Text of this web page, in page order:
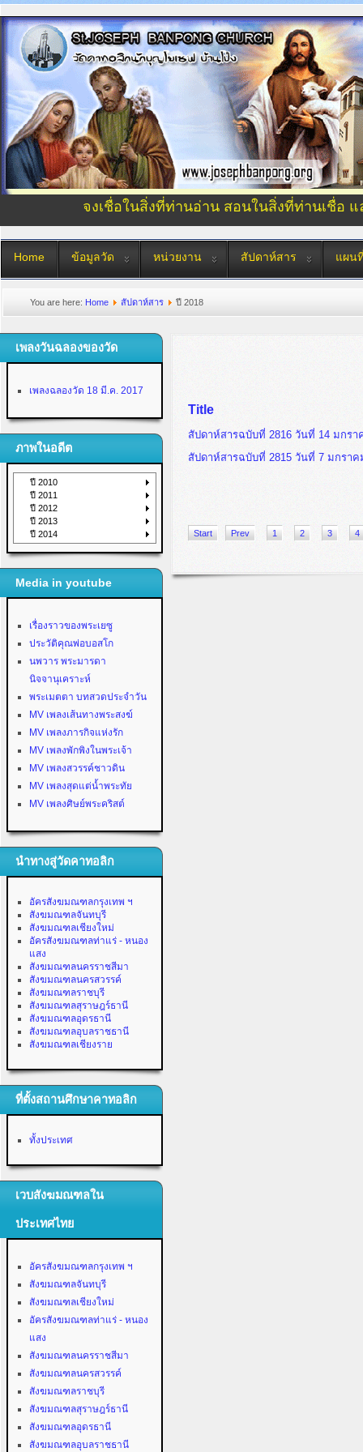
จงเชื่อในสิ่งที่ท่านอ่าน สอนในสิ่งที่ท่านเชื่อ
Home ข้อมูลวัด หน่วยงาน สัปดาห์สาร แผน
You are here: Home สัปดาห์สาร ปี 2018
เพลงวันฉลองของวัด
เพลงฉลองวัด 18 มี.ค. 2017
ภาพในอดีต
ปี 2010
ปี 2011
ปี 2012
ปี 2013
ปี 2014
Media in youtube
เรื่องราวของพระเยซู
ประวัติคุณพ่อบอสโก
นพวาร พระมารดา
นิจจานุเคราะห์
พระเมตตา บทสวดประจำวัน
MV เพลงเส้นทางพระสงฆ์
MV เพลงภารกิจแห่งรัก
MV เพลงพักพิงในพระเจ้า
MV เพลงสวรรค์ชาวดิน
MV เพลงสุดแต่น้ำพระทัย
MV เพลงศิษย์พระคริสต์
นำทางสู่วัดคาทอลิก
อัครสังฆมณฑลกรุงเทพ ฯ
สังฆมณฑลจันทบุรี
สังฆมณฑลเชียงใหม่
อัครสังฆมณฑลท่าแร่ - หนอง
แสง
สังฆมณฑลนครราชสีมา
สังฆมณฑลนครสวรรค์
สังฆมณฑลราชบุรี
สังฆมณฑลสุราษฎร์ธานี
สังฆมณฑลอุดรธานี
สังฆมณฑลอุบลราชธานี
สังฆมณฑลเชียงราย
ที่ตั้งสถานศึกษาคาทอลิก
ทั้งประเทศ
เวบสังฆมณฑลใน
ประเทศไทย
อัครสังฆมณฑลกรุงเทพ ฯ
สังฆมณฑลจันทบุรี
สังฆมณฑลเชียงใหม่
อัครสังฆมณฑลท่าแร่ - หนอง
แสง
สังฆมณฑลนครราชสีมา
สังฆมณฑลนครสวรรค์
สังฆมณฑลราชบุรี
สังฆมณฑลสุราษฎร์ธานี
สังฆมณฑลอุดรธานี
สังฆมณฑลอุบลราชธานี
Title
สัปดาห์สารฉบับที่ 2816 วันที่ 14 มกรา
สัปดาห์สารฉบับที่ 2815 วันที่ 7 มกราค
Start Prev 1 2 3 4